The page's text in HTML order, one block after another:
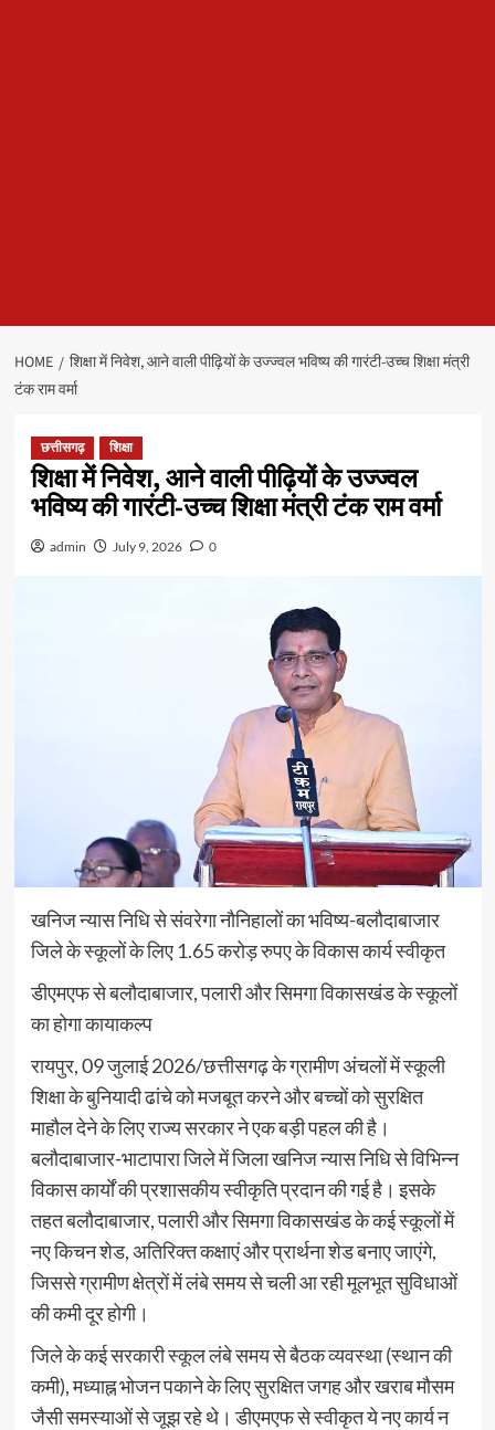
HOME
शिक्षा में निवेश, आने वाली पीढ़ियों के उज्ज्वल भविष्य की गारंटी-उच्च शिक्षा मंत्री
टंक राम वर्मा
छत्तीसगढ़ शिक्षा
शिक्षा में निवेश, आने वाली पीढ़ियों के उज्ज्वल
भविष्य की गारंटी-उच्च शिक्षा मंत्री टंक राम वर्मा
admin July 9, 2026 0
खनिज न्यास निधि से संवरेगा नौनिहालों का भविष्य-बलौदाबाजार
जिले के स्कूलों के लिए 1.65 करोड़ रुपए के विकास कार्य स्वीकृत
डीएमएफ से बलौदाबाजार, पलारी और सिमगा विकासखंड के स्कूलों
का होगा कायाकल्प
रायपुर, 09 जुलाई 2026/छत्तीसगढ़ के ग्रामीण अंचलों में स्कूली
शिक्षा के बुनियादी ढांचे को मजबूत करने और बच्चों को सुरक्षित
माहौल देने के लिए राज्य सरकार ने एक बड़ी पहल की है।
बलौदाबाजार-भाटापारा जिले में जिला खनिज न्यास निधि से विभिन्न
विकास कार्यों की प्रशासकीय स्वीकृति प्रदान की गई है। इसके
तहत बलौदाबाजार, पलारी और सिमगा विकासखंड के कई स्कूलों में
नए किचन शेड, अतिरिक्त कक्षाएं और प्रार्थना शेड बनाए जाएंगे,
जिससे ग्रामीण क्षेत्रों में लंबे समय से चली आ रही मूलभूत सुविधाओं
की कमी दूर होगी।
जिले के कई सरकारी स्कूल लंबे समय से बैठक व्यवस्था (स्थान की
कमी), मध्याह्न भोजन पकाने के लिए सुरक्षित जगह और खराब मौसम
जैसी समस्याओं से जूझ रहे थे। डीएमएफ से स्वीकृत ये नए कार्य न